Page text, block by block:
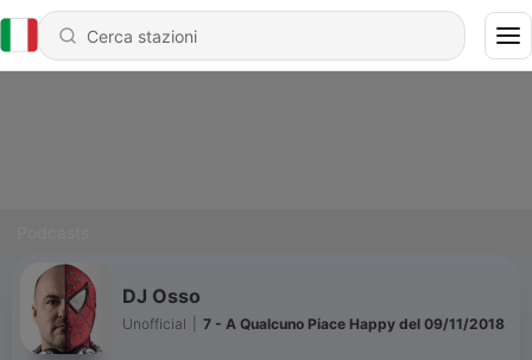
DJ Osso
Unofficial 7 - A Qualcuno Piace Happy del 09/11/2018